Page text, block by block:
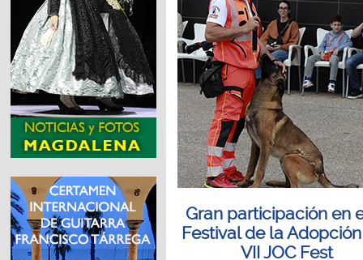
Gran participación en
Festival de la
VII JOC Fest